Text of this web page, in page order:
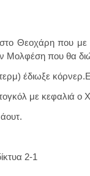
Θεοχάρη που
Μολφέση που θα
έδιωξε
με κεφαλιά ο
2-1